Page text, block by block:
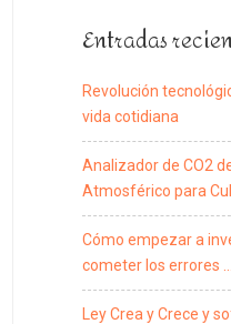
Entradas
Revolución
vida cotidiana
Analizador de CO2
Atmosférico para
Cómo empezar a
cometer los errores …
Ley Crea y Crece y